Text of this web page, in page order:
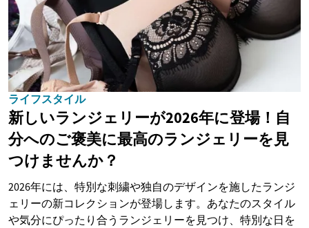
ライフスタイル
新しいランジェリーが2026年に登場！自
分へのご褒美に最高のランジェリーを見
つけませんか？
2026年には、特別な刺繍や独自のデザインを施したランジ
ェリーの新コレクションが登場します。あなたのスタイル
や気分にぴったり合うランジェリーを見つけ、特別な日を